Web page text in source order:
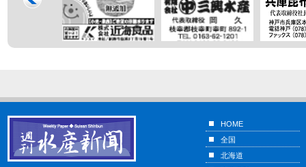
HOME
全国
北海道